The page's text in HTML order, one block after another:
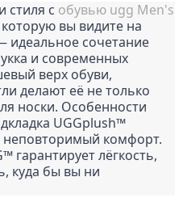
стиля с обувью ugg Men's
которую вы видите на
идеальное сочетание
и современных
верх обуви,
делают её не только
носки. Особенности
UGGplush™
комфорт.
гарантирует лёгкость,
куда бы вы ни